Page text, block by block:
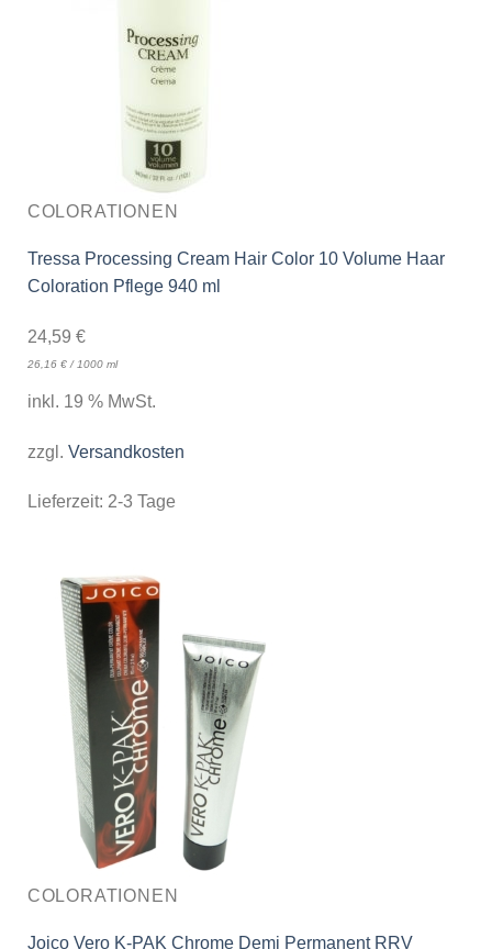
COLORATIONEN
Tressa Processing Cream Hair Color 10 Volume Haar
Coloration Pflege 940 ml
24,59 €
26,16 €/ 1000 ml
inkl. 19 % MwSt.
zzgl. Versandkosten
Lieferzeit: 2-3 Tage
COLORATIONEN
Joico Vero K-PAK Chrome Demi Permanent RRV